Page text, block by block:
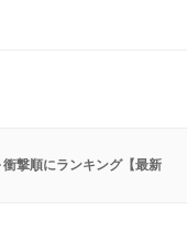
撃順にランキング【最新